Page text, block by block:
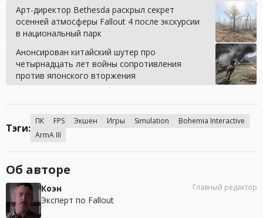
Арт-директор Bethesda раскрыл секрет
осенней атмосферы Fallout 4 после экскурсии
в национальный парк
Анонсирован китайский шутер про
четырнадцать лет войны сопротивления
против японского вторжения
Тэги:
ПК FPS Экшен Игры Simulation
Bohemia Interactive
ArmA III
Об авторе
Коэн
Эксперт по Fallout
Главный редактор